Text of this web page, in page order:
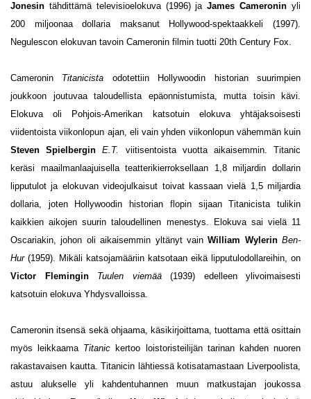
Jonesin tähdittämä televisioelokuva (1996) jaJames Cameroninyli
200 miljoonaa dollaria maksanut Hollywood-spektaakkeli (1997).
Negulescon elokuvan tavoin Cameronin filmin tuotti 20th Century Fox.
Cameronin Titanicista odotettiin Hollywoodin historian suurimpien
joukkoon joutuvaa taloudellista epäonnistumista, mutta toisin kävi.
Elokuva oli Pohjois-Amerikan katsotuin elokuva yhtäjaksoisesti
viidentoista viikonlopun ajan, eli vain yhden viikonlopun vähemmän kuin
Steven SpielberginE.T.
viitisentoista vuotta aikaisemmin. Titanic
keräsi maailmanlaajuisella teatterikierroksellaan 1,8 miljardin dollarin
lipputulot ja elokuvan videojulkaisut toivat kassaan vielä 1,5 miljardia
dollaria, joten Hollywoodin historian flopin sijaan Titanicista tulikin
kaikkien aikojen suurin taloudellinen menestys. Elokuva sai vielä 11
Oscariakin, johon oli aikaisemmin yltänyt vainWilliam Wylerin Ben-
Hur (1959). Mikäli katsojamääriin katsotaan eikä lipputulodollareihin, on
Victor Flemingin Tuulen viemää (1939) edelleen ylivoimaisesti
katsotuin elokuva Yhdysvalloissa.
Cameronin itsensä sekä ohjaama, käsikirjoittama, tuottama että osittain
myös leikkaama Titanic kertoo loistoristeilijän tarinan kahden nuoren
rakastavaisen kautta. Titanicin lähtiessä kotisatamastaan Liverpoolista,
astuu alukselle yli kahdentuhannen muun matkustajan joukossa